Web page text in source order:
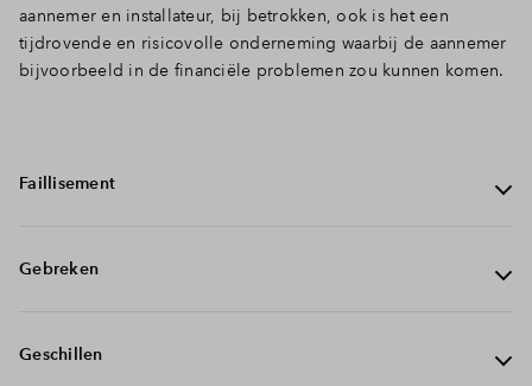
aannemer en installateur, bij betrokken, ook is het een
tijdrovende en risicovolle onderneming waarbij de aannemer
bijvoorbeeld in de financiële problemen zou kunnen komen.
Faillisement
beschermt is een faillissement van de aannemer. Stel dat
de waarborgende instantie (Woningborg) in zo’n geval
Gebreken
bewoner van jouw nieuwe woning bent, kan er helaas
Geschillen